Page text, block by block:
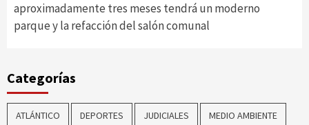
aproximadamente tres meses tendrá un moderno
parque y la refacción del salón comunal
Categorías
ATLÁNTICO DEPORTES JUDICIALES MEDIO AMBIENTE